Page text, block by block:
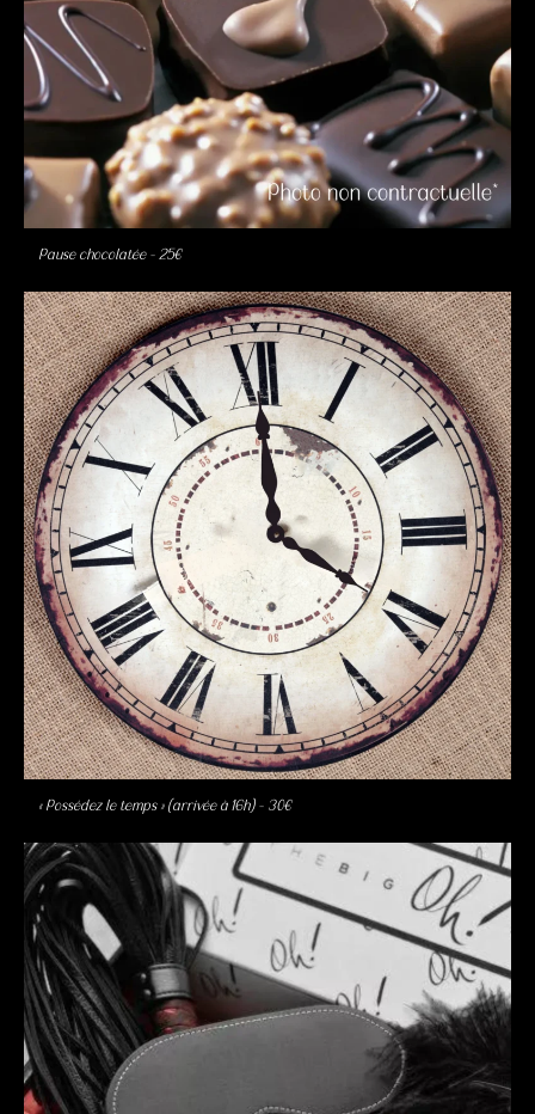
Pause chocolatée – 25€
« Possédez le temps » (arrivée à 16h) – 30€